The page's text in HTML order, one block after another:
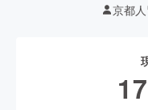
京都人